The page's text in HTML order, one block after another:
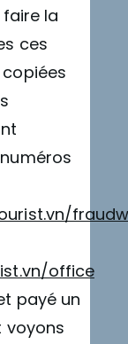
la
ces
office
payé un
voyons